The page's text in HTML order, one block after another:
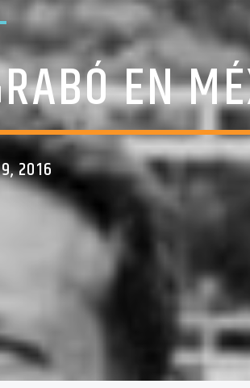
EN
2016